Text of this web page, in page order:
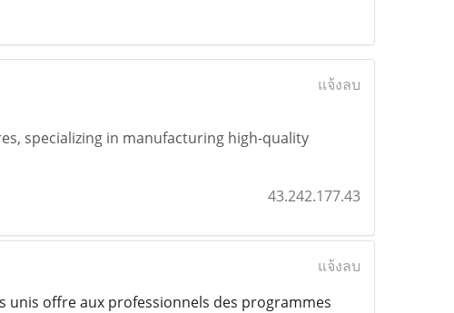
แจ้งลบ
specializing in manufacturing high-quality
43.242.177.43
แจ้งลบ
unis offre aux professionnels des programmes